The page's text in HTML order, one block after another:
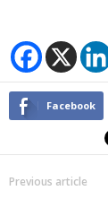
Facebook
Previous article